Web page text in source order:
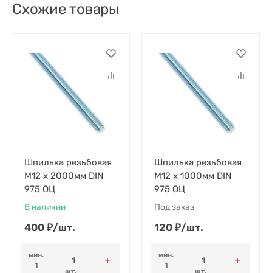
Cхожие товары
Шпилька резьбовая
М12 x 2000мм DIN
975 ОЦ
В наличии
400 ₽/шт.
мин.
1
шт.
Шпилька резьбовая
М12 x 1000мм DIN
975 ОЦ
Под заказ
120 ₽/шт.
мин.
1
шт.